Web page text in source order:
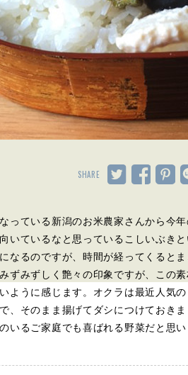
SHARE
っている新潟のお米農家さんから今
いているなと思っているこしいぶき
なるのですが、時間が経ってくるとま
ずみずしく艶々の印象ですが、この
ように感じます。オクラは最近人気
、そのまま揚げてダシにつけておき
いるご家庭でも喜ばれる野菜だと思い